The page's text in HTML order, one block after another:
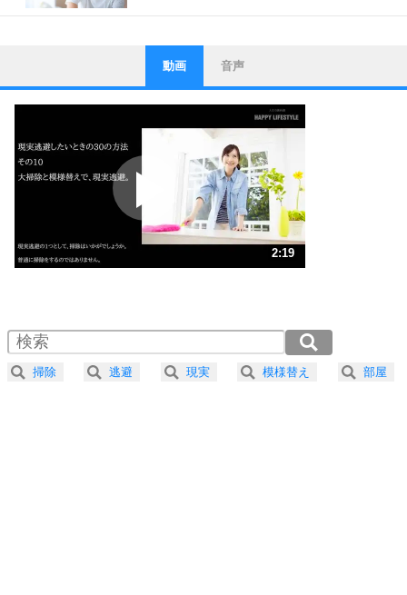
1
ストレス対策
他人と比べない。
いっそのこと、他人を見ない。
いらいらしない人になる30の方法
プラス思考
ポジティブになれない原因は、行動しないから。
ポジティブ思考になる30の方法
ストレス対策
人生、なんとかなるもの。
気楽に生きる30の方法
4 器の大きい人は、怒りを優しさで表現する。
プラス思考
動画 音声
2:19
2.0倍速 （274KB 1分9秒）
2.5倍速 （219KB 55秒）
3.0倍速 （183KB 46秒）
掃除 逃避 現実 模様替え 部屋